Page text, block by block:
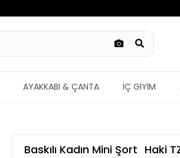
AYAKKABI & ÇANTA İÇ GİYİM
Baskılı Kadın Mini Şort Haki